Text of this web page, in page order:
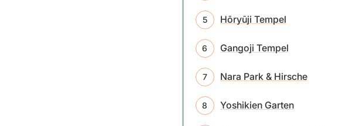
Hōryūji Tempel
Gangoji Tempel
Nara Park & Hirsche
Yoshikien Garten